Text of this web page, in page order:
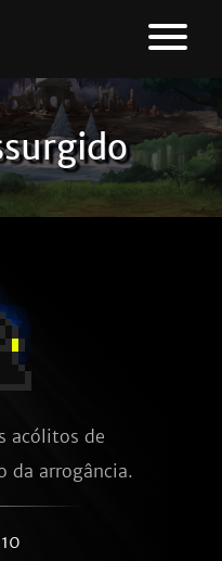
acólitos de
da arrogância.